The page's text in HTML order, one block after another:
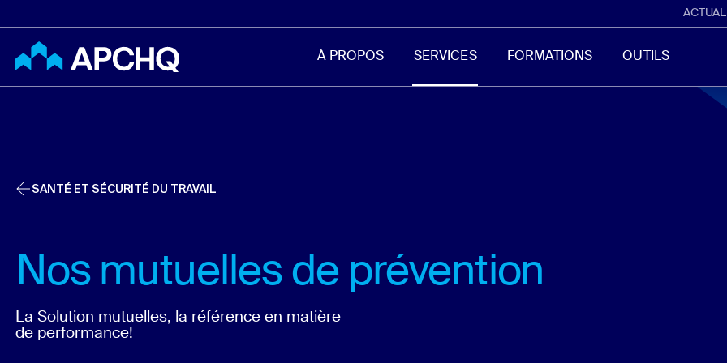
À PROPOS SERVICES FORMATIONS OUTILS
SANTÉ ET SÉCURITÉ DU TRAVAIL
Nos mutuelles de prévention
La Solution mutuelles, la référence en matière
de performance!